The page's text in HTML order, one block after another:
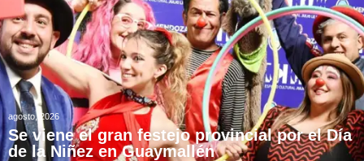
agosto, 2026
Se viene el gran festejo provincial por el Día
de la Niñez en Guaymallén